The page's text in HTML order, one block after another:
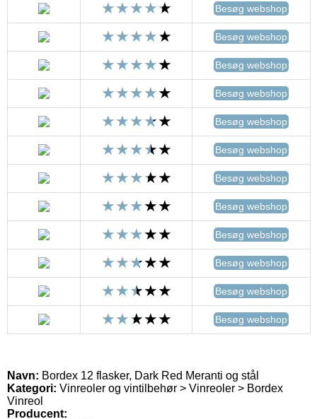
Besøg webshop
Besøg webshop
Besøg webshop
Besøg webshop
Besøg webshop
Besøg webshop
Besøg webshop
Besøg webshop
Besøg webshop
Besøg webshop
Besøg webshop
Besøg webshop
Navn: Bordex 12 flasker, Dark Red Meranti og stål
Kategori: Vinreoler og vintilbehør > Vinreoler > Bordex
Vinreol
Producent: